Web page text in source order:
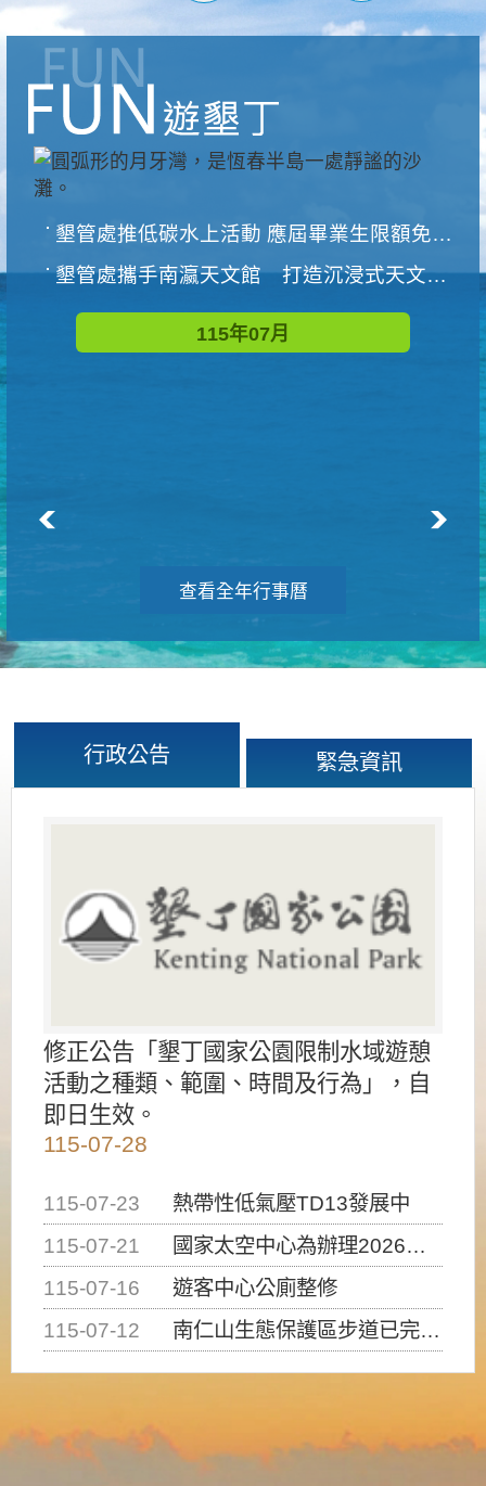
墾管處推低碳水上活動 應屆畢業生限額免費參加
墾管處攜手南瀛天文館 打造沉浸式天文探索營隊
115年07月
查看全年行事曆
行政公告 緊急資訊
修正公告「墾丁國家公園限制水域遊憩
活動之種類、範圍、時間及行為」，自
即日生效。
115-07-28
115-07-23
熱帶性低氣壓TD13發展中
115-07-21
國家太空中心為辦理2026台灣盃火箭競賽，陸、海、空域警戒及協調相關事宜，因颱風備案事宜
115-07-16
遊客中心公廁整修
115-07-12
南仁山生態保護區步道已完成修復，自115年7月13日（星期一）起恢復開放入園，歡迎民眾依規定申請入園....